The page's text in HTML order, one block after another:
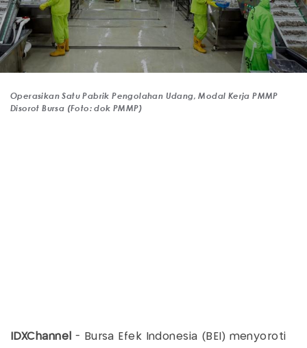
Operasikan Satu Pabrik Pengolahan Udang, Modal Kerja PMMP
Disorot Bursa (Foto: dok PMMP)
IDXChannel
- Bursa Efek Indonesia (BEI) menyoroti